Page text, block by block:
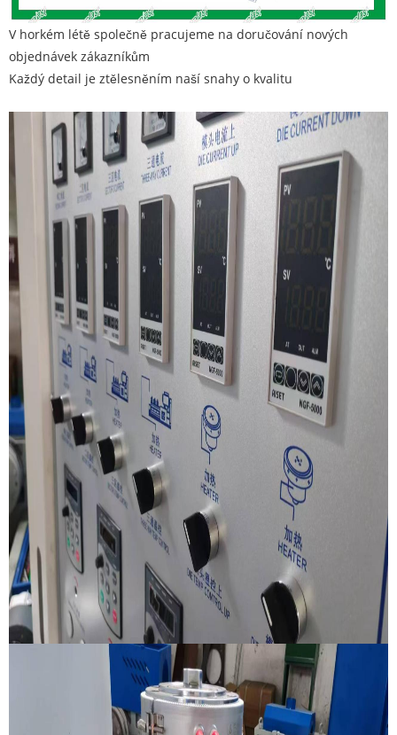
V horkém létě společně pracujeme na doručování nových
objednávek zákazníkům
Každý detail je ztělesněním naší snahy o kvalitu